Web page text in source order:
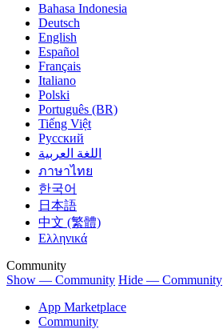
Bahasa Indonesia
Deutsch
English
Español
Français
Italiano
Polski
Português (BR)
Tiếng Việt
Русский
اللغة العربية
ภาษาไทย
한국어
日本語
中文 (繁體)
Ελληνικά
Community
Show — Community Hide — Community
App Marketplace
Community